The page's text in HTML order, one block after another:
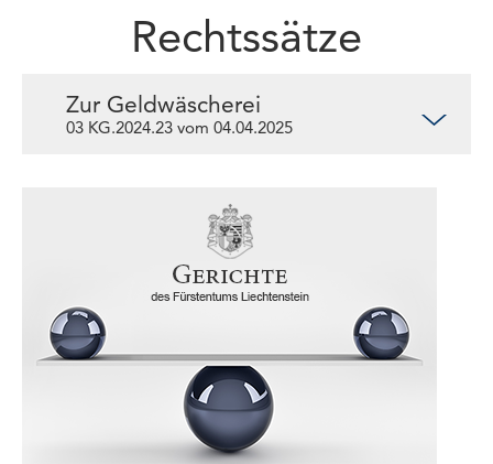
Rechtssätze
Zur Geldwäscherei
03 KG.2024.23 vom 04.04.2025